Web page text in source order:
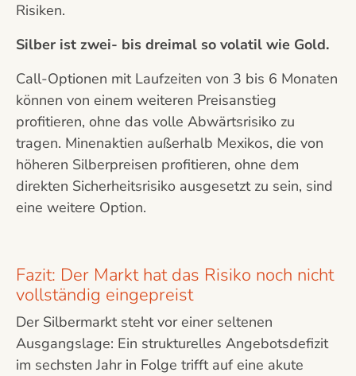
Risiken.
Silber ist zwei- bis dreimal so volatil wie Gold.
Call-Optionen mit Laufzeiten von 3 bis 6 Monaten
können von einem weiteren Preisanstieg
profitieren, ohne das volle Abwärtsrisiko zu
tragen. Minenaktien außerhalb Mexikos, die von
höheren Silberpreisen profitieren, ohne dem
direkten Sicherheitsrisiko ausgesetzt zu sein, sind
eine weitere Option.
Fazit: Der Markt hat das Risiko noch nicht
vollständig eingepreist
Der Silbermarkt steht vor einer seltenen
Ausgangslage: Ein strukturelles Angebotsdefizit
im sechsten Jahr in Folge trifft auf eine akute